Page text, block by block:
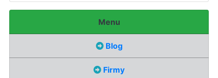
Menu
Blog
Firmy